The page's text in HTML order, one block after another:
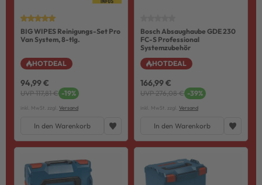
BIG WIPES Reinigungs-Set Pro
Van System, 8-tlg.
HOTDEAL
94,99 €
UVP 117,81 € -19%
inkl. MwSt. zzgl. Versand
In den Warenkorb
Bosch Absaughaube GDE 230
FC-S Professional
Systemzubehör
HOTDEAL
166,99 €
UVP 276,08 € -39%
inkl. MwSt. zzgl. Versand
In den Warenkorb